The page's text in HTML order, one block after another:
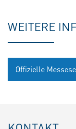
WEITERE
Offizielle